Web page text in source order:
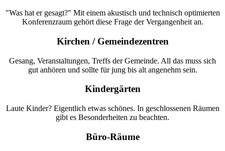
"Was hat er gesagt?" Mit einem akustisch und technisch optimierten
Konferenzraum gehört diese Frage der Vergangenheit an.
Kirchen / Gemeindezentren
Gesang, Veranstaltungen, Treffs der Gemeinde. All das muss sich
gut anhören und sollte für jung bis alt angenehm sein.
Kindergärten
Laute Kinder? Eigentlich etwas schönes. In geschlossenen Räumen
gibt es Besonderheiten zu beachten.
Büro-Räume